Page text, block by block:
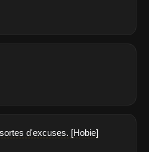
d'excuses. [Hobie]